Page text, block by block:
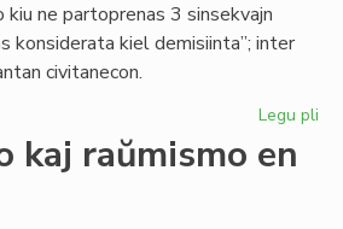
kiu ne partoprenas 3 sinsekvajn
konsiderata kiel demisiinta”; inter
civitanecon.
Legu pli
kaj raŭmismo en